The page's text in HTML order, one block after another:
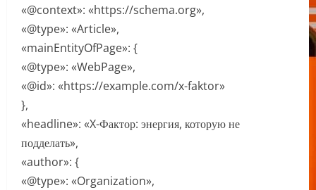
«@context»: «https://schema.org»,
«@type»: «Article»,
«mainEntityOfPage»: {
«@type»: «WebPage»,
«@id»: «https://example.com/x-faktor»
},
«headline»: «X-Фактор: энергия, которую не
подделать»,
«author»: {
«@type»: «Organization»,